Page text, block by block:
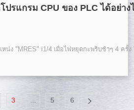
ปรแกรม CPU ของ PLC ได้อย่าง
น่ง "MRES" ï1/4 เมื่อไฟหยุดกะพริบช้าๆ 4 ครั้ง
3 ... 5 6